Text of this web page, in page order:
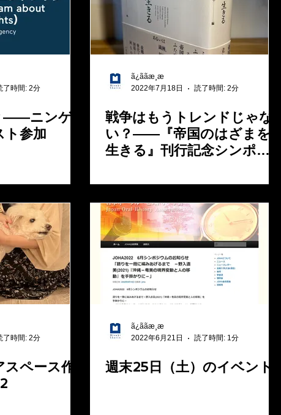
了時間: 2分
――ニンゲ
ト参加
ã¿ããæ¸æ
2022年7月18日
読了時間: 2分
戦争はもうトレンドじゃな
い？――『帝国のはざまを
⽣きる』刊行記念シンポ開
了時間: 2分
ペース作
ã¿ããæ¸æ
2022年6月21日
読了時間: 1分
週末25日（土）のイベント